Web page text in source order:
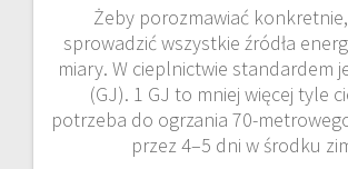
Żeby porozmawiać
sprowadzić wszystkie źródła
miary. W cieplnictwie standardem
(GJ). 1 GJ to mniej więcej tyle
potrzeba do ogrzania 70-
przez 4–5 dni w środku